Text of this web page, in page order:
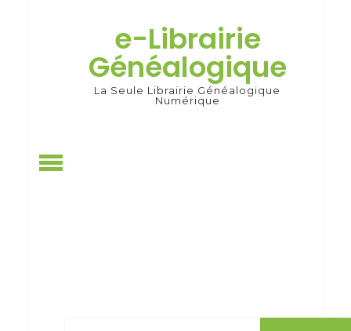
e-Librairie
Généalogique
La Seule Librairie Généalogique
Numérique